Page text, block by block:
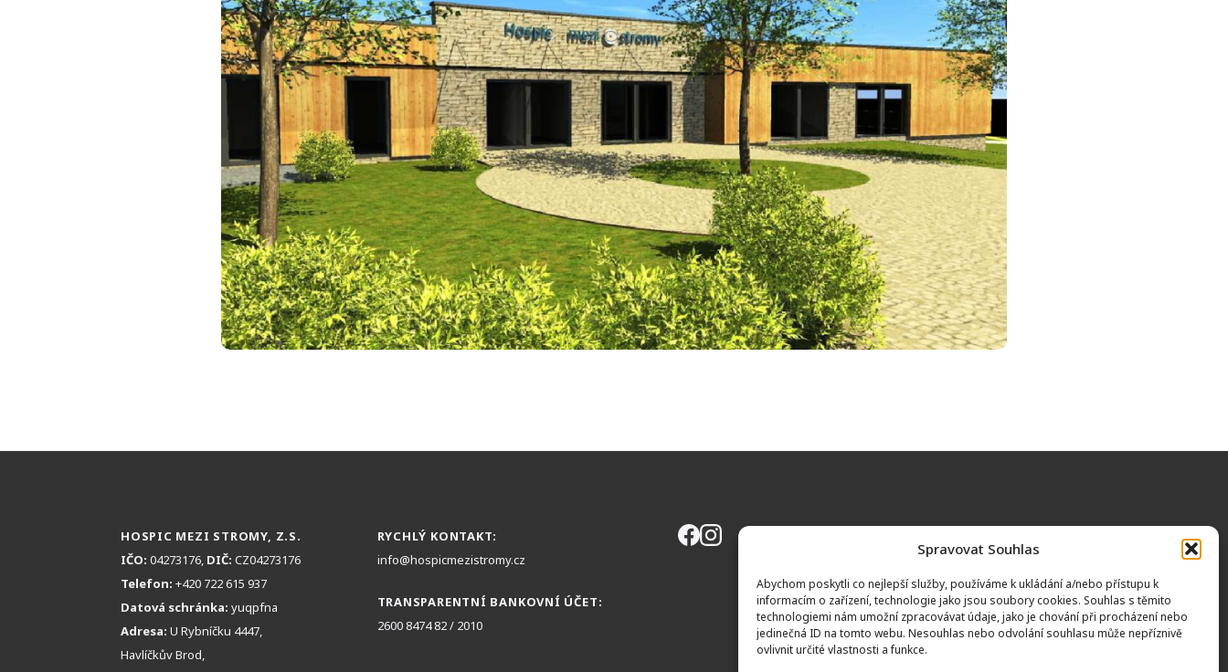
Spravovat Souhlas
Abychom poskytli co nejlepší služby, používáme k ukládání a/nebo přístupu k
informacím o zařízení, technologie jako jsou soubory cookies. Souhlas s těmito
technologiemi nám umožní zpracovávat údaje, jako je chování při procházení nebo
jedinečná ID na tomto webu. Nesouhlas nebo odvolání souhlasu může nepříznivě
ovlivnit určité vlastnosti a funkce.
HOSPIC MEZI STROMY, Z.S.
IČO: 04273176, DIČ: CZ04273176
Telefon: +420 722 615 937
Datová schránka: yuqpfna
Adresa: U Rybníčku 4447,
Havlíčkův Brod,
RYCHLÝ KONTAKT:
info@hospicmezistromy.cz
TRANSPARENTNÍ BANKOVNÍ ÚČET:
2600 8474 82 / 2010